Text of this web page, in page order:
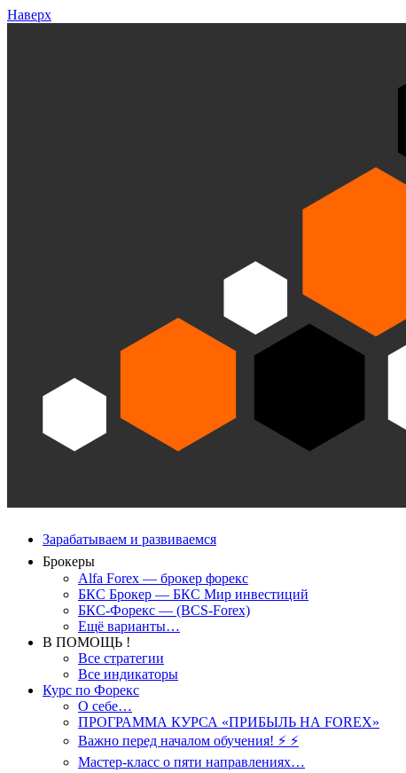
Наверх
Зарабатываем и развиваемся
Брокеры
Alfa Forex — брокер форекс
БКС Брокер — БКС Мир инвестиций
БКС-Форекс — (BCS-Forex)
Ещё варианты…
В ПОМОЩЬ !
Все стратегии
Все индикаторы
Курс по Форекс
О себе…
ПРОГРАММА КУРСА «ПРИБЫЛЬ НА FOREX»
Важно перед началом обучения! ⚡ ⚡
Мастер-класс о пяти направлениях…